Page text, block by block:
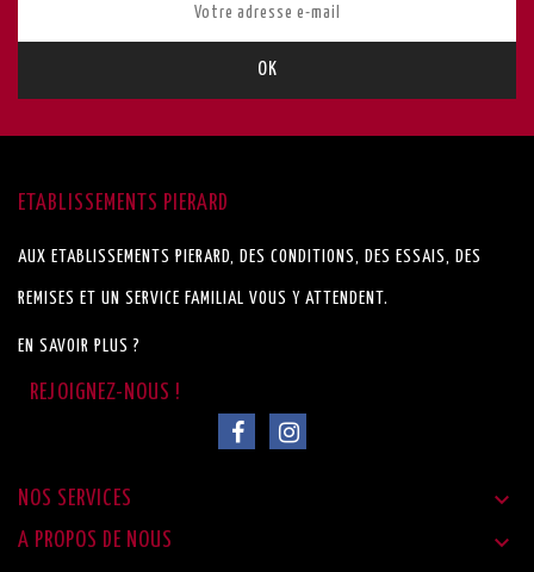
ETABLISSEMENTS PIERARD
AUX ETABLISSEMENTS PIERARD, DES CONDITIONS, DES ESSAIS, DES
REMISES ET UN SERVICE FAMILIAL VOUS Y ATTENDENT.
EN SAVOIR PLUS ?
NOS SERVICES 
A PROPOS DE NOUS 